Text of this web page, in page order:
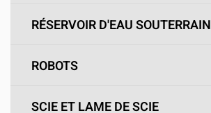
RÉSERVOIR D'EAU SOUTERRAIN
ROBOTS
SCIE ET LAME DE SCIE